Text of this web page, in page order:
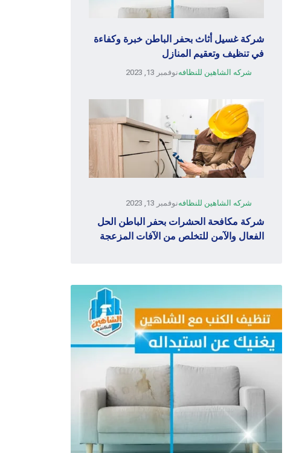
شركة غسيل أثاث بحفر الباطن خبرة وكفاءة
في تنظيف وتعقيم المنازل
شركه الشاهين للنظافهنوفمبر 13, 2023
شركة مكافحة الحشرات بحفر الباطن الحل
الفعال والآمن للتخلص من الآفات المزعجة
شركه الشاهين للنظافهنوفمبر 13, 2023